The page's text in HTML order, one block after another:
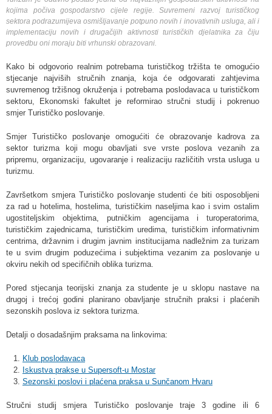
kojima počiva gospodarstvo cijele regije. Suvremeni razvoj turističkog
sektora podrazumijeva osmišljavanje potpuno novih i inovativnih usluga, ali i
implementaciju novih i drugačijih aktivnosti turističkih djelatnika za čiju
provedbu oni moraju biti vrhunski obrazovani.
Kako bi odgovorio realnim potrebama turističkog tržišta te omogućio
stjecanje najviših stručnih znanja, koja će odgovarati zahtjevima
suvremenog tržišnog okruženja i potrebama poslodavaca u turističkom
sektoru, Ekonomski fakultet je reformirao stručni studij i pokrenuo
smjer Turističko poslovanje.
Smjer Turističko poslovanje omogućiti će obrazovanje kadrova za
sektor turizma koji mogu obavljati sve vrste poslova vezanih za
pripremu, organizaciju, ugovaranje i realizaciju različitih vrsta usluga u
turizmu.
Završetkom smjera Turističko poslovanje studenti će biti osposobljeni
za rad u hotelima, hostelima, turističkim naseljima kao i svim ostalim
ugostiteljskim objektima, putničkim agencijama i turoperatorima,
turističkim zajednicama, turističkim uredima, turističkim informativnim
centrima, državnim i drugim javnim institucijama nadležnim za turizam
te u svim drugim poduzećima i subjektima vezanim za poslovanje u
okviru nekih od specifičnih oblika turizma.
Pored stjecanja teorijski znanja za studente je u sklopu nastave na
drugoj i trećoj godini planirano obavljanje stručnih praksi i plaćenih
sezonskih poslova iz sektora turizma.
Detalji o dosadašnjim praksama na linkovima:
1. Klub poslodavaca
2. skustva prakse u Supersoft-u Mostar
3. Sezonski poslovi i plaćena praksa u Sunčanom Hvaru
Stručni studij smjera Turističko poslovanje traje 3 godine ili 6